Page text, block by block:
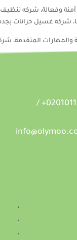
وفعالة، شركه
شركه غسيل خزانات بجده
والمهارات المتقدمة،
الدعم الفني: 0201011211065+ /